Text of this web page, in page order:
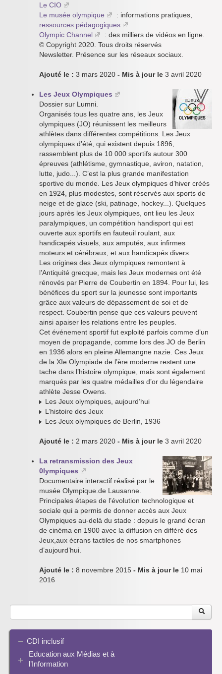
Le CIO
Le musée olympique
: informations pratiques,
ressources pédagogiques
Olympic Channel
: des milliers de vidéos en ligne.
© Copyright 2020. Tous droits réservés
Newsletter. Présence sur les réseaux sociaux.
Ajouté le : 3 mars 2020 - Mis à jour le 3 avril 2020
Les Jeux Olympiques
Dossier sur Lumni.
Organisés tous les quatre ans, les Jeux
olympiques (JO) réunissent les meilleurs
athlètes dans différentes compétitions. Les Jeux
olympiques d’été, qui existent depuis 1896,
rassemblent plus de 10 000 sportifs autour 300
épreuves (athlétisme, gymnastique, aviron, natation,
lutte, judo...). C’est la plus grande manifestation
sportive du monde. Les Jeux olympiques d’hiver créés
en 1924, plus modestes, sont réservés aux sports de
neige et de glace (ski, patinage, hockey...). Quelques
jours après les Jeux olympiques, ont lieu les Jeux
paralympiques, un compétition handisport qui est
ouverte aux sportifs en fauteuil roulant, aux
handicapés visuels, aux amputés, aux infirmes
moteurs et cérébraux, et aux handicapés divers.
Les origines des Jeux olympiques remontent à
l’Antiquité grecque, mais les Jeux modernes ont été
rénovés par Pierre de Coubertin en 1894. Pour lui, les
bénéfices du sport sur la jeunesse sont importants
grâce aux valeurs de dépassement de soi et de
respect. Coubertin pense que ces valeurs peuvent
ainsi apaiser les relations entre les peuples.
Cet événement sportif fut exploité parfois comme d’un
moyen de propagande, comme lors des JO de Berlin
en 1936 alors en pleine Allemangne nazie. Ces Jeux
de la XIe Olympiade de l’ère moderne restent une
tache dans l’histoire olympique, mais sont également
marqués par les quatre médailles d’or du légendaire
athlète Jesse Owens.
Les Jeux olympiques, aujourd’hui
L’histoire des Jeux
Les Jeux olympiques de Berlin, 1936
Ajouté le : 2 mars 2020 - Mis à jour le 3 avril 2020
La retransmission des Jeux
0lympiques
Documentaire interactif réalisé par le
musée Olympique.de Lausanne.
Principales étapes de l’évolution technologique et
sociale qui a permis de donner accès aux Jeux
Olympiques au-delà du stade : depuis le grand écran
de cinéma en 1900 avec la diffusion en différé des
Jeux,aux écrans tactiles de nos smartphones
d’aujourd’hui.
Ajouté le : 8 novembre 2015 - Mis à jour le 10 mai
2016
CDI inclusif
Education aux Médias et à
l’Information